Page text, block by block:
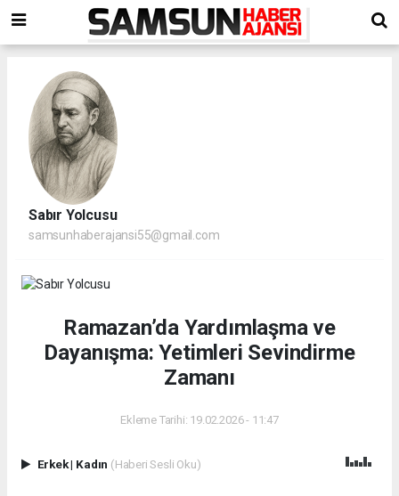
Sabır Yolcusu
samsunhaberajansi55@gmail.com
Ramazan’da Yardımlaşma ve
Dayanışma: Yetimleri Sevindirme
Zamanı
Ekleme Tarihi: 19.02.2026 - 11:47
Erkek| Kadın (Haberi Sesli Oku)